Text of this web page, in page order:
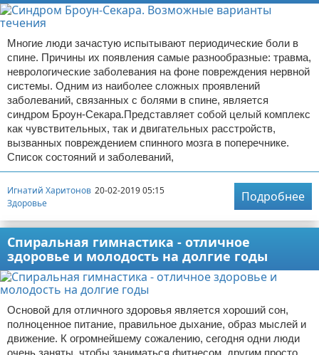
Многие люди зачастую испытывают периодические боли в
спине. Причины их появления самые разнообразные: травма,
неврологические заболевания на фоне повреждения нервной
системы. Одним из наиболее сложных проявлений
заболеваний, связанных с болями в спине, является
синдром Броун-Секара.Представляет собой целый комплекс
как чувствительных, так и двигательных расстройств,
вызванных повреждением спинного мозга в поперечнике.
Список состояний и заболеваний,
Игнатий Харитонов 20-02-2019 05:15
Здоровье
Подробнее
Спиральная гимнастика - отличное
здоровье и молодость на долгие годы
Основой для отличного здоровья является хороший сон,
полноценное питание, правильное дыхание, образ мыслей и
движение. К огромнейшему сожалению, сегодня одни люди